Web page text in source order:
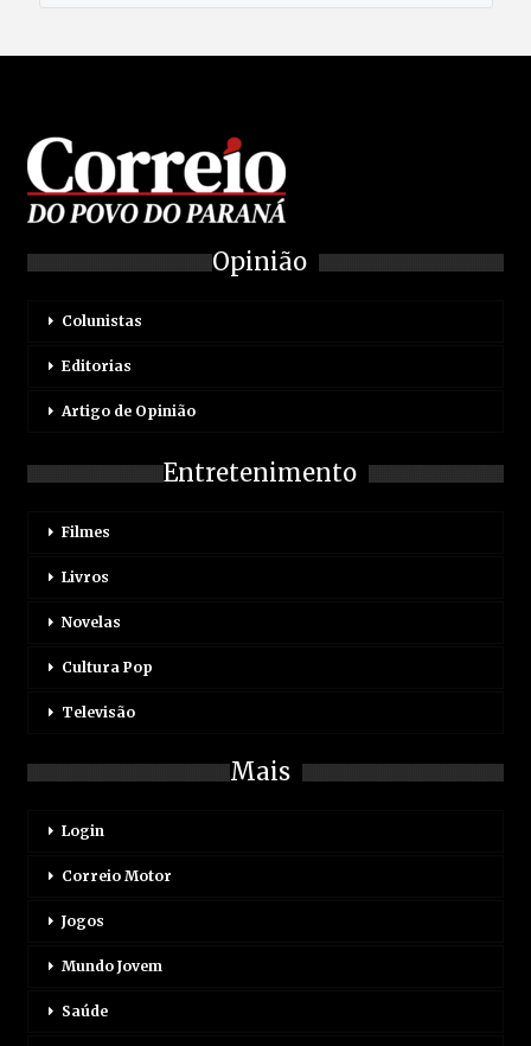
Opinião
Colunistas
Editorias
Artigo de Opinião
Entretenimento
Filmes
Livros
Novelas
Cultura Pop
Televisão
Mais
Login
Correio Motor
Jogos
Mundo Jovem
Saúde